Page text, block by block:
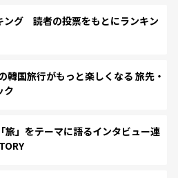
ング 読者の投票をもとにランキン
国旅行がもっと楽しくなる 旅先・
ク
旅」をテーマに語るインタビュー連